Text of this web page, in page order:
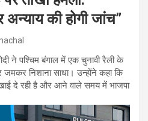
की होगी जांच”
ने पश्चिम बंगाल में एक चुनावी रैली के
निशाना साधा। उन्होंने कहा कि
दे रही है और आने वाले समय में भाजपा